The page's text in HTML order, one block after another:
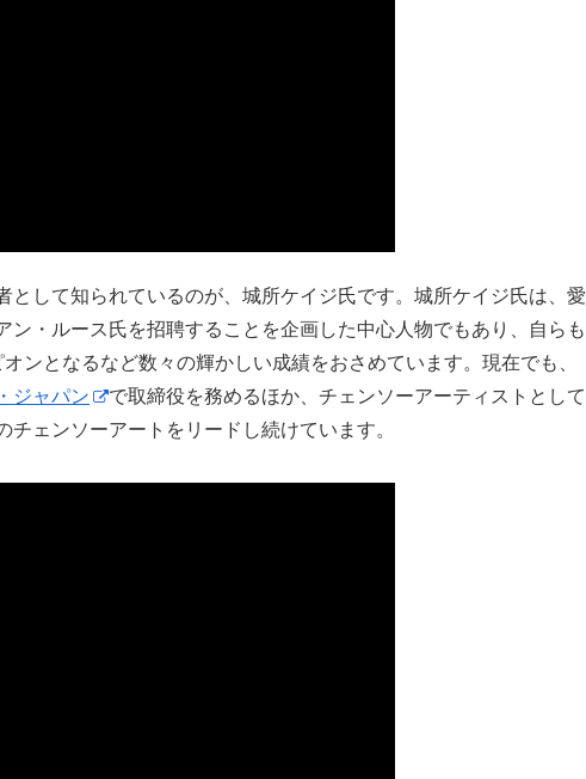
として知られているのが、城所ケイジ氏です。城所ケイジ氏は、愛
・ルース氏を招聘することを企画した中心人物でもあり、自らも
ンとなるなど数々の輝かしい成績をおさめています。現在でも、
ジャパン
で取締役を務めるほか、チェンソーアーティストとして
ェンソーアートをリードし続けています。